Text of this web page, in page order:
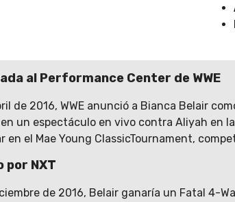
al Performance Center de WWE
de 2016, WWE anunció a Bianca Belair
un espectáculo en vivo contra Aliyah en
en el Mae Young ClassicTournament,
por NXT
de 2016, Belair ganaría un Fatal 4-